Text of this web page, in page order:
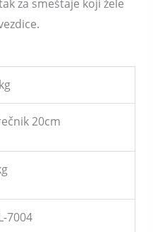
za smeštaje koji žele
20cm
7004